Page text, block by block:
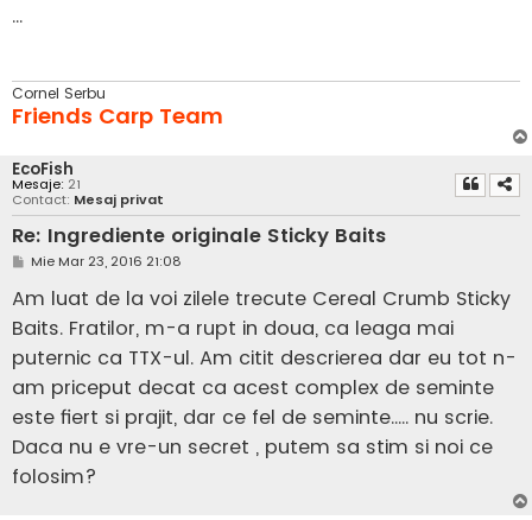
...
Cornel Serbu
Friends Carp Team
EcoFish
Mesaje: 21
Contact: Mesaj privat
Re: Ingrediente originale Sticky Baits
M
s
a
j
Mie Mar 23, 2016 21:08
Am luat de la voi zilele trecute Cereal Crumb Sticky
Baits. Fratilor, m-a rupt in doua, ca leaga mai
puternic ca TTX-ul. Am citit descrierea dar eu tot n-
am priceput decat ca acest complex de seminte
este fiert si prajit, dar ce fel de seminte..... nu scrie.
Daca nu e vre-un secret , putem sa stim si noi ce
folosim?